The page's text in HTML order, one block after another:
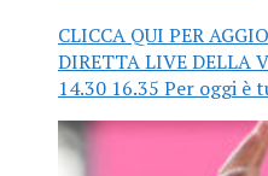
CLICCA QUI PER
DIRETTA LIVE DELLA
14.30 16.35 Per oggi è